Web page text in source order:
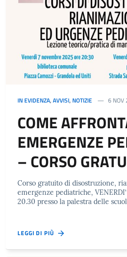
IN EVIDENZA, AVVISI, NOTIZIE 6 NOV
COME
EMERGENZE
– CORSO
Corso gratuito di disostruzione,
emergenze pediatriche, VENERDI’
20.30 presso la palestra delle
LEGGI DI PIÙ